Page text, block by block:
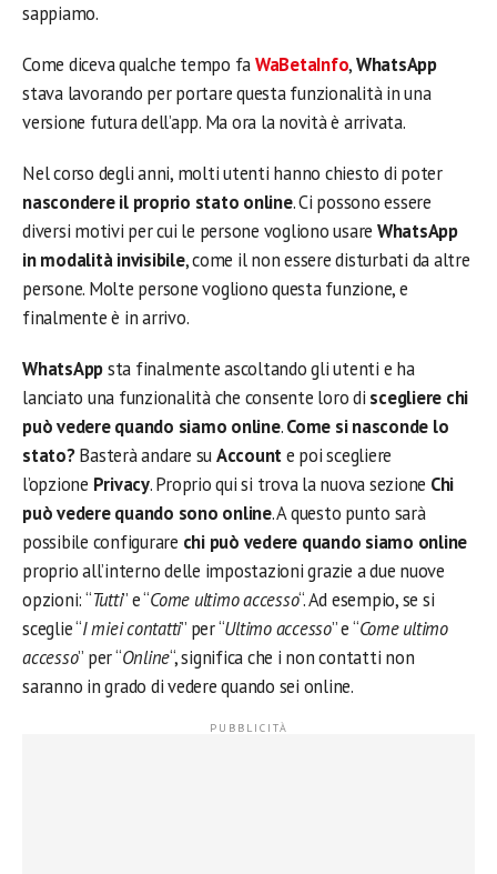
sappiamo.
Come diceva qualche tempo faWaBetaInfo,WhatsApp
stava lavorando per portare questa funzionalità in una
versione futura dell’app. Ma ora la novità è arrivata.
Nel corso degli anni, molti utenti hanno chiesto di poter
nascondere il proprio stato online. Ci possono essere
diversi motivi per cui le persone vogliono usare WhatsApp
in modalità invisibile, come il non essere disturbati da altre
persone. Molte persone vogliono questa funzione, e
finalmente è in arrivo.
WhatsAppsta finalmente ascoltando gli utenti e ha
lanciato una funzionalità che consente loro di scegliere chi
può vedere quando siamo online.Come si nasconde lo
stato?Basterà andare suAccounte poi scegliere
l’opzione Privacy. Proprio qui si trova la nuova sezione Chi
può vedere quando sono online. A questo punto sarà
possibile configurare chi può vedere quando siamo online
proprio all’interno delle impostazioni grazie a due nuove
opzioni: “Tutti” e “Come ultimo accesso“. Ad esempio, se si
sceglie “I miei contatti” per “Ultimo accesso” e “Come ultimo
accesso” per “Online“, significa che i non contatti non
saranno in grado di vedere quando sei online.